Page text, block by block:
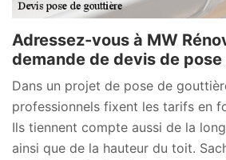
Adressez-vous à MW
demande de devis de
Dans un projet de pose de
professionnels fixent les tarifs en
Ils tiennent compte aussi de la
ainsi que de la hauteur du toit.